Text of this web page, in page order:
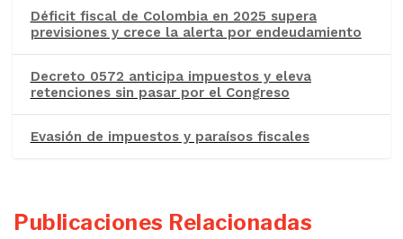
Déficit fiscal de Colombia en 2025 supera
previsiones y crece la alerta por endeudamiento
Decreto 0572 anticipa impuestos y eleva
retenciones sin pasar por el Congreso
Evasión de impuestos y paraísos fiscales
Publicaciones Relacionadas